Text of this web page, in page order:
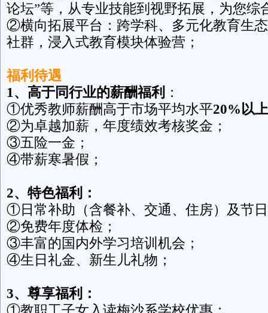
论坛”等，从专业技能到视野拓展，为您综
②横向拓展平台：跨学科、多元化教育生
社群，浸入式教育模块体验营；
福利待遇
1、高于同行业的薪酬福利 ：
①优秀教师薪酬高于市场平均水平20% 以上
②为卓越加薪，年度绩效考核奖金；
③五险一金；
④带薪寒暑假；
2、特色福利：
①日常补助（含餐补、交通、住房）及节
②免费年度体检；
③丰富的国内外学习培训机会；
④生日礼金、新生儿礼物；
3、尊享福利：